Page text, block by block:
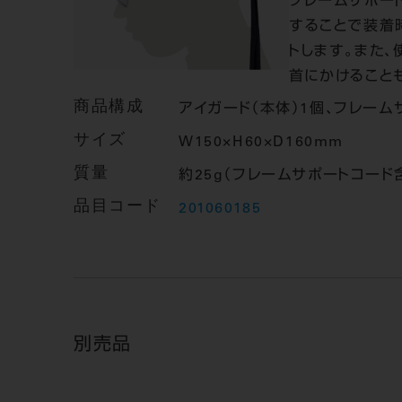
することで装着
トします。また
首にかけること
商品構成 アイガード（本体）1個、フレー
サイズ W150×H60×D160mm
質量 約25g（フレームサポートコード
品目コード 201060185
別売品